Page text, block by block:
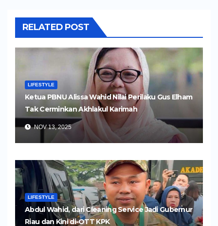
RELATED POST
LIFESTYLE
Ketua PBNU Alissa Wahid Nilai Perilaku Gus Elham
Tak Cerminkan Akhlakul Karimah
NOV 13, 2025
LIFESTYLE
Abdul Wahid, dari Cleaning Service Jadi Gubernur
Riau dan Kini di-OTT KPK